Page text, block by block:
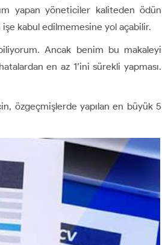
yapan yöneticiler kaliteden ödün
kabul edilmemesine yol açabilir.
biliyorum. Ancak benim bu makaleyi
en az 1’ini sürekli yapması.
özgeçmişlerde yapılan en büyük 5